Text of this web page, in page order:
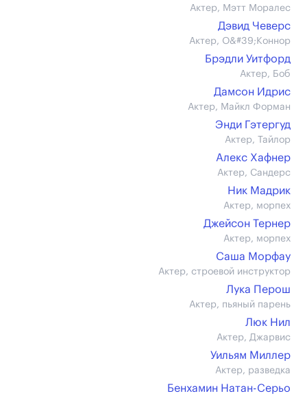
Актер, Мэтт Моралес
Дэвид Чеверс
Актер, О&#39;Коннор
Брэдли Уитфорд
Актер, Боб
Дамсон Идрис
Актер, Майкл Форман
Энди Гэтергуд
Актер, Тайлор
Алекс Хафнер
Актер, Сандерс
Ник Мадрик
Актер, морпех
Джейсон Тернер
Актер, морпех
Саша Морфау
Актер, строевой инструктор
Лука Перош
Актер, пьяный парень
Люк Нил
Актер, Джарвис
Уильям Миллер
Актер, разведка
Бенхамин Натан-Серьо